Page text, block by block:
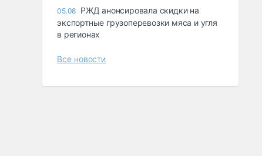
05.08 РЖД анонсировала скидки на
экспортные грузоперевозки мяса и угля
в регионах
Все новости